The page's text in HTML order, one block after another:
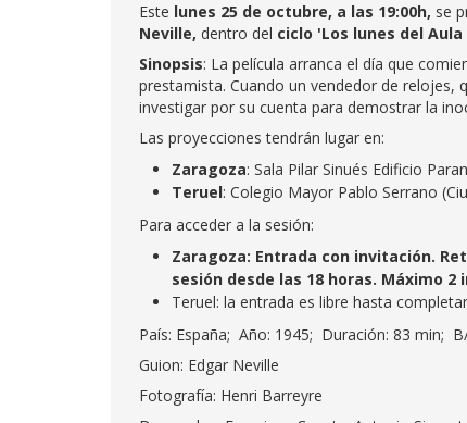
Este lunes 25 de octubre, a las 19:00h, se
Neville, dentro del ciclo 'Los lunes del Aula
Sinopsis: La película arranca el día que
prestamista. Cuando un vendedor de relojes,
investigar por su cuenta para demostrar la
Las proyecciones tendrán lugar en:
Zaragoza: Sala Pilar Sinués Edificio
Teruel: Colegio Mayor Pablo Serrano
Para acceder a la sesión:
Zaragoza: Entrada con invitación.
sesión desde las 18 horas. Máximo
Teruel: la entrada es libre hasta
País: España; Año: 1945; Duración: 83 min;
Guion: Edgar Neville
Fotografía: Henri Barreyre